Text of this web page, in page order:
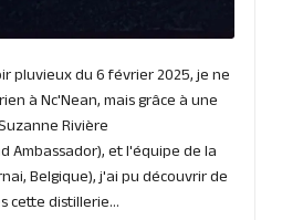
pluvieux du 6 février 2025, je ne
à Nc'Nean, mais grâce à une
Rivière
Ambassador), et l'équipe de la
Belgique), j'ai pu découvrir de
cette distillerie…